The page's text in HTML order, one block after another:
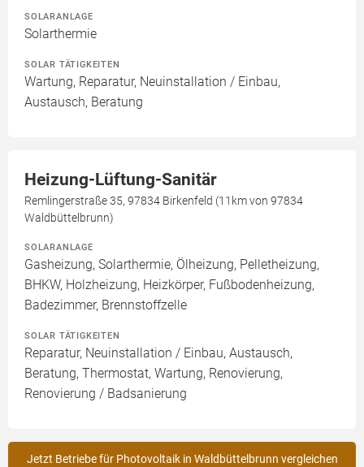
SOLARANLAGE
Solarthermie
SOLAR TÄTIGKEITEN
Wartung, Reparatur, Neuinstallation / Einbau,
Austausch, Beratung
Heizung-Lüftung-Sanitär
Remlingerstraße 35, 97834 Birkenfeld (11km von 97834
Waldbüttelbrunn)
SOLARANLAGE
Gasheizung, Solarthermie, Ölheizung, Pelletheizung,
BHKW, Holzheizung, Heizkörper, Fußbodenheizung,
Badezimmer, Brennstoffzelle
SOLAR TÄTIGKEITEN
Reparatur, Neuinstallation / Einbau, Austausch,
Beratung, Thermostat, Wartung, Renovierung,
Renovierung / Badsanierung
Jetzt Betriebe für Photovoltaik in Waldbüttelbrunn vergleichen